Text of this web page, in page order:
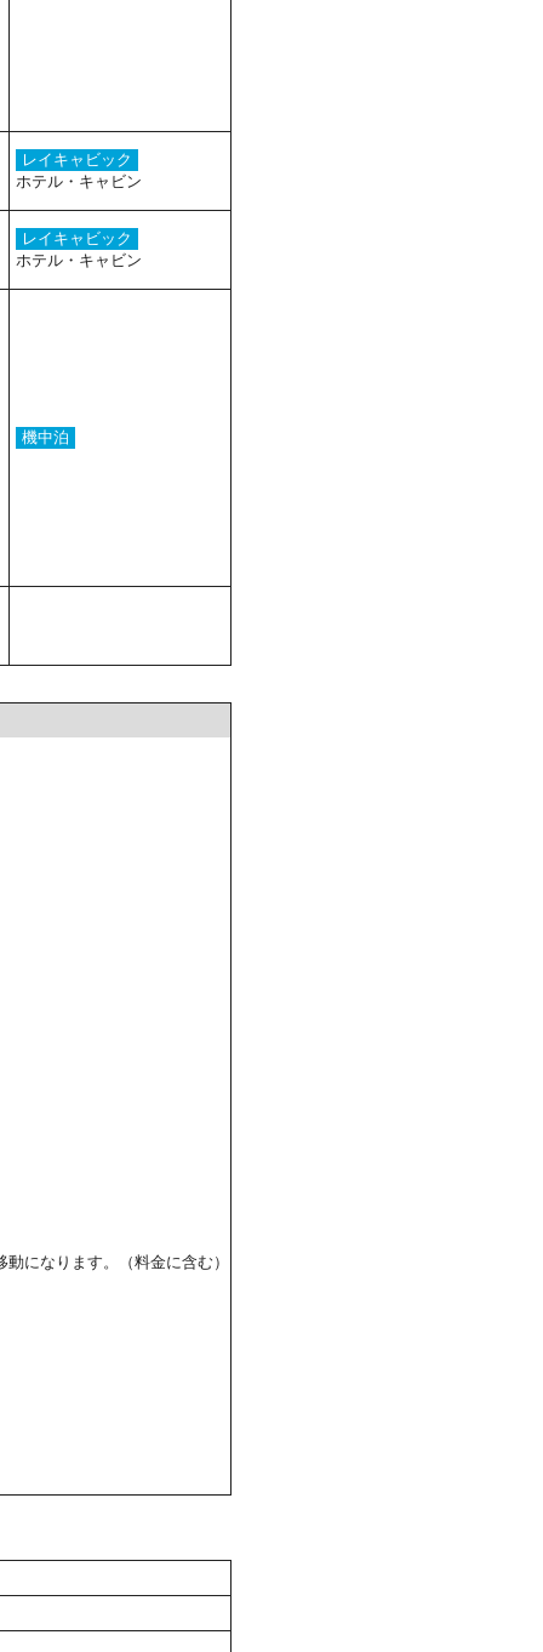
レイキャビック
ホテル・キャビン
レイキャビック
ホテル・キャビン
機中泊
になります。（料金に含む）